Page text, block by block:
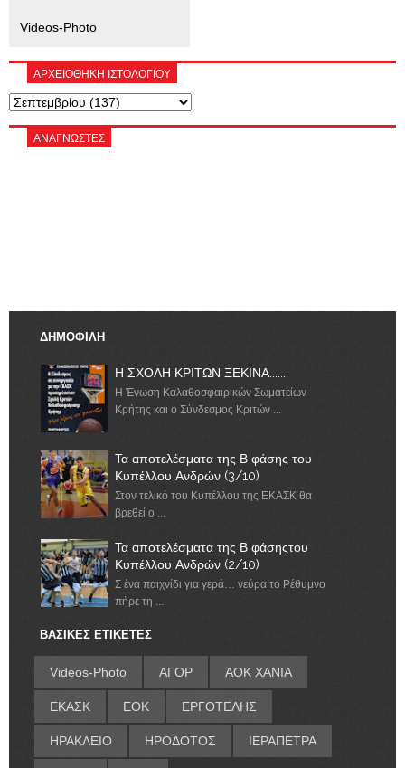
Videos-Photo
ΑΡΧΕΙΟΘΗΚΗ ΙΣΤΟΛΟΓΙΟΥ
ΑΝΑΓΝΏΣΤΕΣ
ΔΗΜΟΦΙΛΗ
Η ΣΧΟΛΗ ΚΡΙΤΩΝ ΞΕΚΙΝΑ.......
Η Ένωση Καλαθοσφαιρικών Σωματείων
Κρήτης και ο Σύνδεσμος Κριτών ...
Τα αποτελέσματα της Β φάσης του
Κυπέλλου Ανδρών (3/10)
Στον τελικό του Κυπέλλου της ΕΚΑΣΚ θα
βρεθεί ο ...
Τα αποτελέσματα της Β φάσηςτου
Κυπέλλου Ανδρών (2/10)
Σ ένα παιχνίδι για γερά… νεύρα το Ρέθυμνο
πήρε τη ...
ΒΑΣΙΚΕΣ ΕΤΙΚΕΤΕΣ
Videos-Photo ΑΓΟΡ ΑΟΚ ΧΑΝΙΑ
ΕΚΑΣΚ ΕΟΚ ΕΡΓΟΤΕΛΗΣ
ΗΡΑΚΛΕΙΟ ΗΡΟΔΟΤΟΣ ΙΕΡΑΠΕΤΡΑ